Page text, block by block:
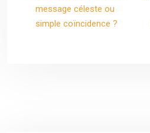
message céleste ou
simple coïncidence ?